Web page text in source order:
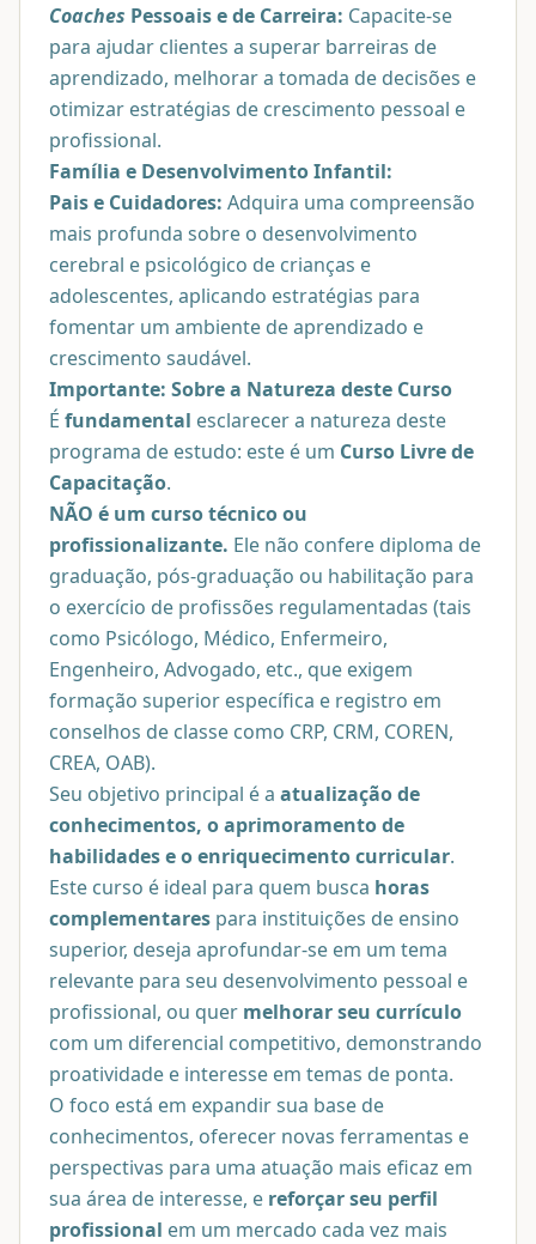
Coaches Pessoais e de Carreira: Capacite-se
para ajudar clientes a superar barreiras de
aprendizado, melhorar a tomada de decisões e
otimizar estratégias de crescimento pessoal e
profissional.
Família e Desenvolvimento Infantil:
Pais e Cuidadores: Adquira uma compreensão
mais profunda sobre o desenvolvimento
cerebral e psicológico de crianças e
adolescentes, aplicando estratégias para
fomentar um ambiente de aprendizado e
crescimento saudável.
Importante: Sobre a Natureza deste Curso
É fundamental esclarecer a natureza deste
programa de estudo: este é um Curso Livre de
Capacitação.
NÃO é um curso técnico ou
profissionalizante. Ele não confere diploma de
graduação, pós-graduação ou habilitação para
o exercício de profissões regulamentadas (tais
como Psicólogo, Médico, Enfermeiro,
Engenheiro, Advogado, etc., que exigem
formação superior específica e registro em
conselhos de classe como CRP, CRM, COREN,
CREA, OAB).
Seu objetivo principal é a atualização de
conhecimentos, o aprimoramento de
habilidades e o enriquecimento curricular.
Este curso é ideal para quem busca horas
complementares para instituições de ensino
superior, deseja aprofundar-se em um tema
relevante para seu desenvolvimento pessoal e
profissional, ou quer melhorar seu currículo
com um diferencial competitivo, demonstrando
proatividade e interesse em temas de ponta.
O foco está em expandir sua base de
conhecimentos, oferecer novas ferramentas e
perspectivas para uma atuação mais eficaz em
sua área de interesse, e reforçar seu perfil
profissional em um mercado cada vez mais